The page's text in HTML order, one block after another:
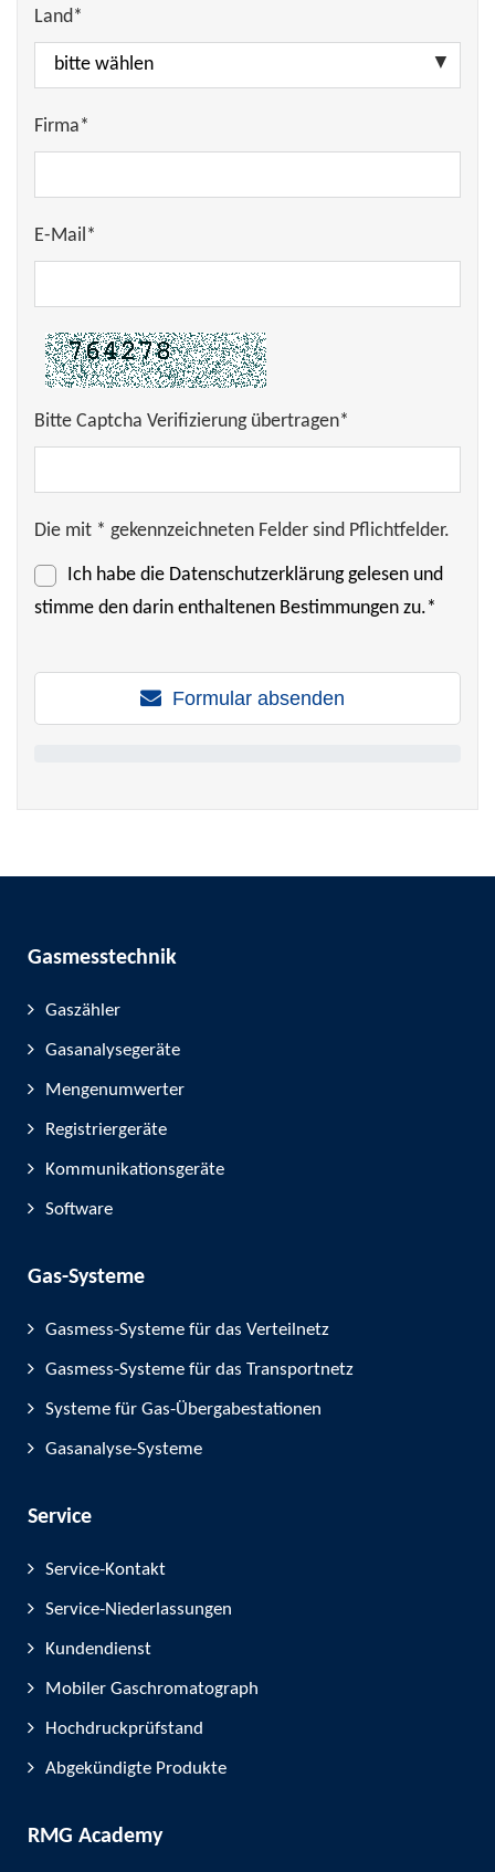
Land*
Firma*
E-Mail*
Bitte Captcha Verifizierung übertragen*
Die mit * gekennzeichneten Felder sind Pflichtfelder.
Ich habe die Datenschutzerklärunggelesen und
stimme den darin enthaltenen Bestimmungen zu.*
Formular absenden
Gasmesstechnik
Gaszähler
Gasanalysegeräte
Mengenumwerter
Registriergeräte
Kommunikationsgeräte
Software
Gas-Systeme
Gasmess-Systeme für das Verteilnetz
Gasmess-Systeme für das Transportnetz
Systeme für Gas-Übergabestationen
Gasanalyse-Systeme
Service
Service-Kontakt
Service-Niederlassungen
Kundendienst
Mobiler Gaschromatograph
Hochdruckprüfstand
Abgekündigte Produkte
RMG Academy